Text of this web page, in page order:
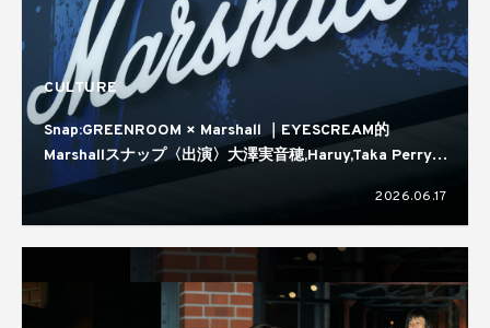
CULTURE
Snap:GREENROOM × Marshall ｜EYESCREAM的
Marshallスナップ〈出演〉大澤実音穂,Haruy,Taka Perry,
蒼葉える,kirin
2026.06.17